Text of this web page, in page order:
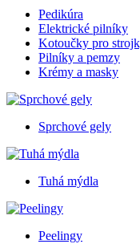
Pedikúra
Elektrické pilníky
Kotoučky pro
Pilníky a pemzy
Krémy a masky
Sprchové gely
Tuhá mýdla
Peelingy